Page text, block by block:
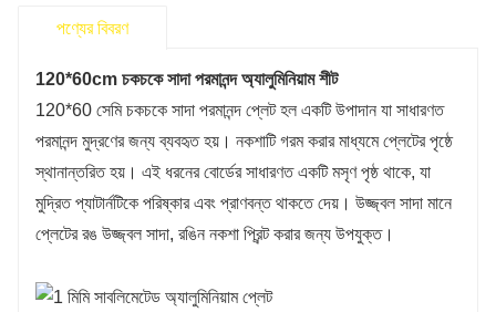
পণ্যের বিবরণ
120*60cm চকচকে সাদা পরমানন্দ অ্যালুমিনিয়াম শীট
120*60 সেমি চকচকে সাদা পরমানন্দ প্লেট হল একটি উপাদান যা সাধারণত
পরমানন্দ মুদ্রণের জন্য ব্যবহৃত হয়। নকশাটি গরম করার মাধ্যমে প্লেটের পৃষ্ঠে
স্থানান্তরিত হয়। এই ধরনের বোর্ডের সাধারণত একটি মসৃণ পৃষ্ঠ থাকে, যা
মুদ্রিত প্যাটার্নটিকে পরিষ্কার এবং প্রাণবন্ত থাকতে দেয়। উজ্জ্বল সাদা মানে
প্লেটের রঙ উজ্জ্বল সাদা, রঙিন নকশা প্রিন্ট করার জন্য উপযুক্ত।